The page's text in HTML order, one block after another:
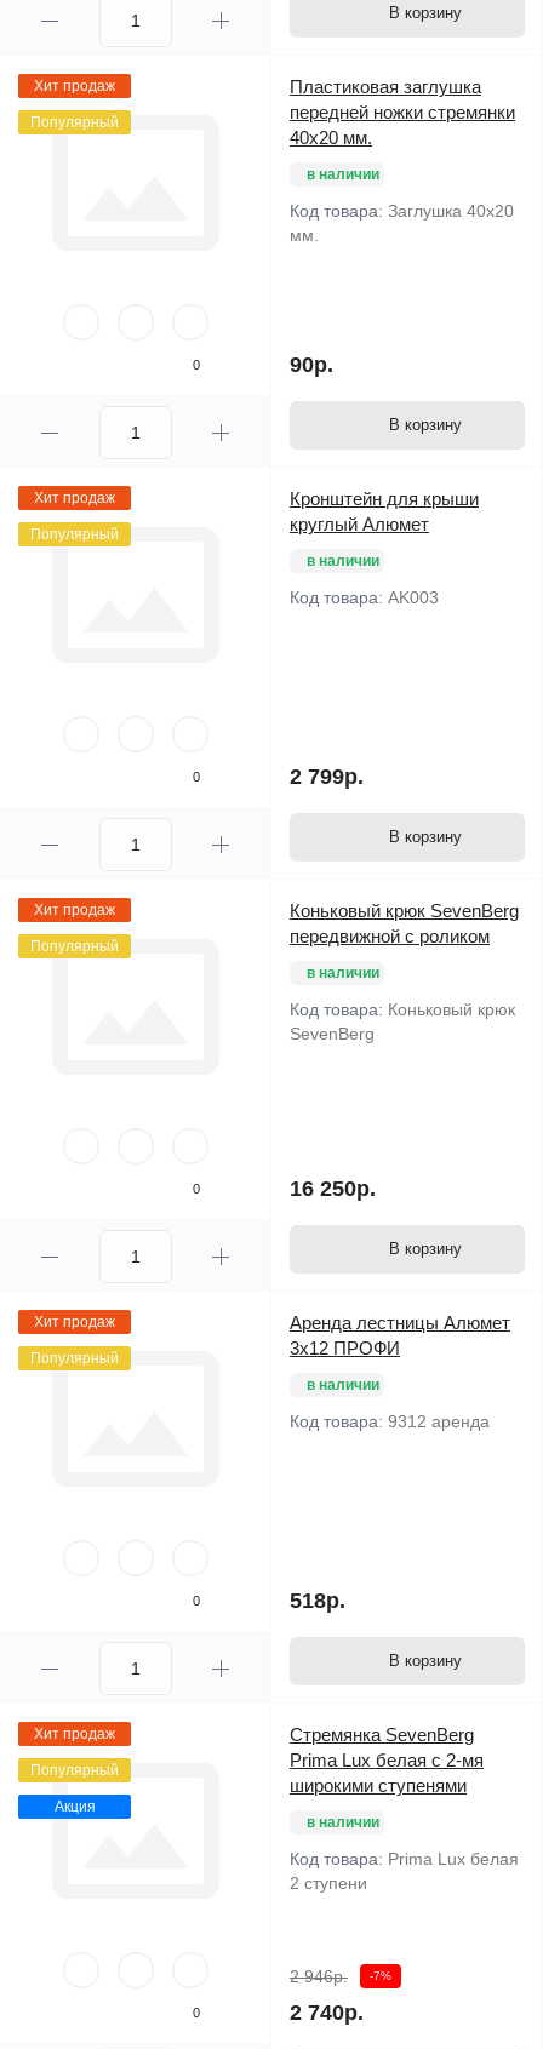
В корзину
Хит продаж
Популярный
0
Пластиковая заглушка
передней ножки стремянки
40х20 мм.
в наличии
Код товара: Заглушка 40х20
мм.
90р.
В корзину
Хит продаж
Популярный
0
Кронштейн для крыши
круглый Алюмет
в наличии
Код товара: AK003
2 799р.
В корзину
Хит продаж
Популярный
0
Коньковый крюк SevenBerg
передвижной с роликом
в наличии
Код товара: Коньковый крюк
SevenBerg
16 250р.
В корзину
Хит продаж
Популярный
0
Аренда лестницы Алюмет
3х12 ПРОФИ
в наличии
Код товара: 9312 аренда
518р.
В корзину
Хит продаж
Популярный
Акция
0
Стремянка SevenBerg
Prima Lux белая с 2-мя
широкими ступенями
в наличии
Код товара: Prima Lux белая
2 ступени
2 946р. -7%
2 740р.